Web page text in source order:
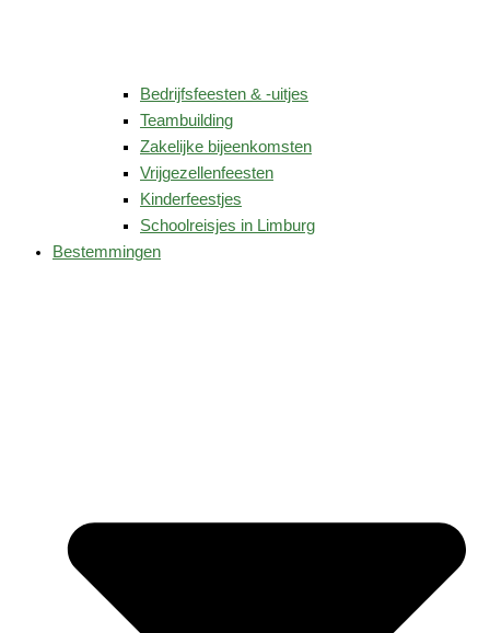
Bedrijfsfeesten & -uitjes
Teambuilding
Zakelijke bijeenkomsten
Vrijgezellenfeesten
Kinderfeestjes
Schoolreisjes in Limburg
Bestemmingen